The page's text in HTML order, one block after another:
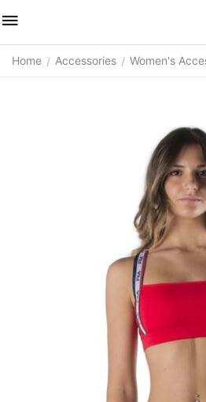
Home / Accessories / Women's